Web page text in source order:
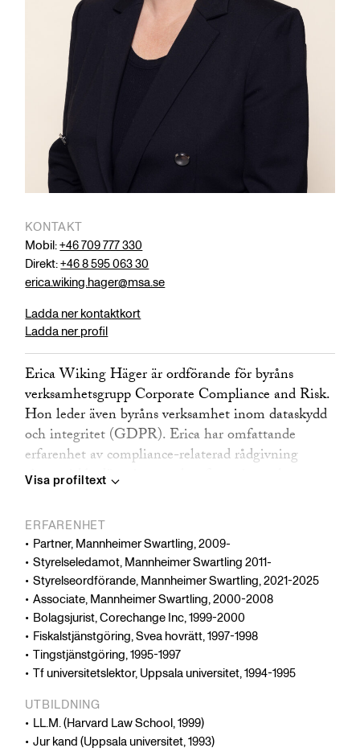
KONTAKT
Mobil:+46 709 777 330
Direkt:+46 8 595 063 30
erica.wiking.hager@msa.se
Ladda ner kontaktkort
Ladda ner profil
Erica Wiking Häger är ordförande för byråns
verksamhetsgrupp Corporate Compliance and Risk.
Hon leder även byråns verksamhet inom dataskydd
och integritet (GDPR). Erica har omfattande
erfarenhet av compliance-relaterad rådgivning
såsom riskbedömningar och utformning och
anti-korruption och dataskydd. Hon hjälper även
byråns klienter att genomföra compliance och
hållbarhets due diligence (ESG) i samband med
företagsförvärv. Hon har också gedigen erfarenhet
av att genomföra utredningar i samband med
myndighetstillsyn, visselblåsarärenden och
mediedrev. Erica har mer än 20 års erfarenhet av
dataskydd och integritet och har utvecklat byråns
verksamhet inom området. Hon hjälper klienter
med alla aspekter av dataskydd och integritet, såsom
generell GDPR compliance, dataskydd i samband
med nya affärsmodeller, strategier för globala
Visa profiltext
ERFARENHET
Partner, Mannheimer Swartling, 2009-
Styrelseledamot, Mannheimer Swartling 2011-
Styrelseordförande, Mannheimer Swartling, 2021-2025
Associate, Mannheimer Swartling, 2000-2008
Bolagsjurist, Corechange Inc, 1999-2000
Fiskalstjänstgöring, Svea hovrätt, 1997-1998
Tingstjänstgöring, 1995-1997
Tf universitetslektor, Uppsala universitet, 1994-1995
UTBILDNING
LL.M. (Harvard Law School, 1999)
Jur kand (Uppsala universitet, 1993)